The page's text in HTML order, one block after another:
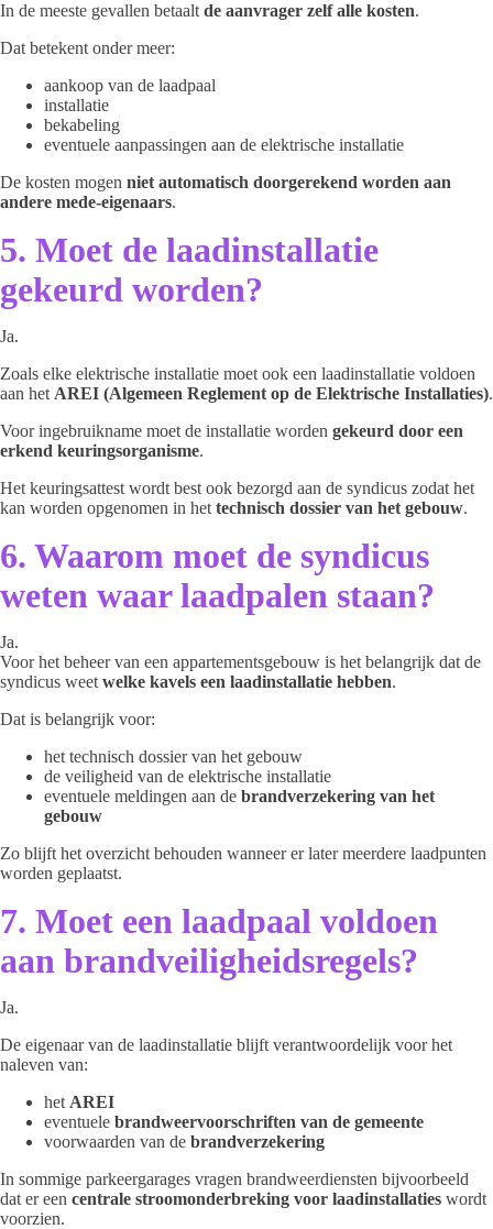
In de meeste gevallen betaalt de aanvrager zelf alle kosten.
Dat betekent onder meer:
aankoop van de laadpaal
installatie
bekabeling
eventuele aanpassingen aan de elektrische installatie
De kosten mogen niet automatisch doorgerekend worden aan
andere mede-eigenaars.
5. Moet de laadinstallatie
gekeurd worden?
Ja.
Zoals elke elektrische installatie moet ook een laadinstallatie voldoen
aan het AREI (Algemeen Reglement op de Elektrische Installaties).
Voor ingebruikname moet de installatie worden gekeurd door een
erkend keuringsorganisme.
Het keuringsattest wordt best ook bezorgd aan de syndicus zodat het
kan worden opgenomen in het technisch dossier van het gebouw.
6. Waarom moet de syndicus
weten waar laadpalen staan?
Ja.
Voor het beheer van een appartementsgebouw is het belangrijk dat de
syndicus weet welke kavels een laadinstallatie hebben.
Dat is belangrijk voor:
het technisch dossier van het gebouw
de veiligheid van de elektrische installatie
eventuele meldingen aan de brandverzekering van het
gebouw
Zo blijft het overzicht behouden wanneer er later meerdere laadpunten
worden geplaatst.
7. Moet een laadpaal voldoen
aan brandveiligheidsregels?
Ja.
De eigenaar van de laadinstallatie blijft verantwoordelijk voor het
naleven van:
het AREI
eventuele brandweervoorschriften van de gemeente
voorwaarden van de brandverzekering
In sommige parkeergarages vragen brandweerdiensten bijvoorbeeld
dat er een centrale stroomonderbreking voor laadinstallaties wordt
voorzien.